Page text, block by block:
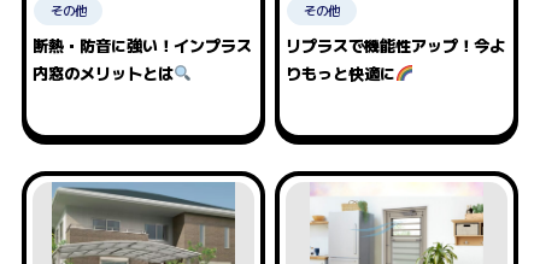
その他
断熱・防音に強い！インプラス
内窓のメリットとは
その他
リプラスで機能性アップ！今よ
りもっと快適に